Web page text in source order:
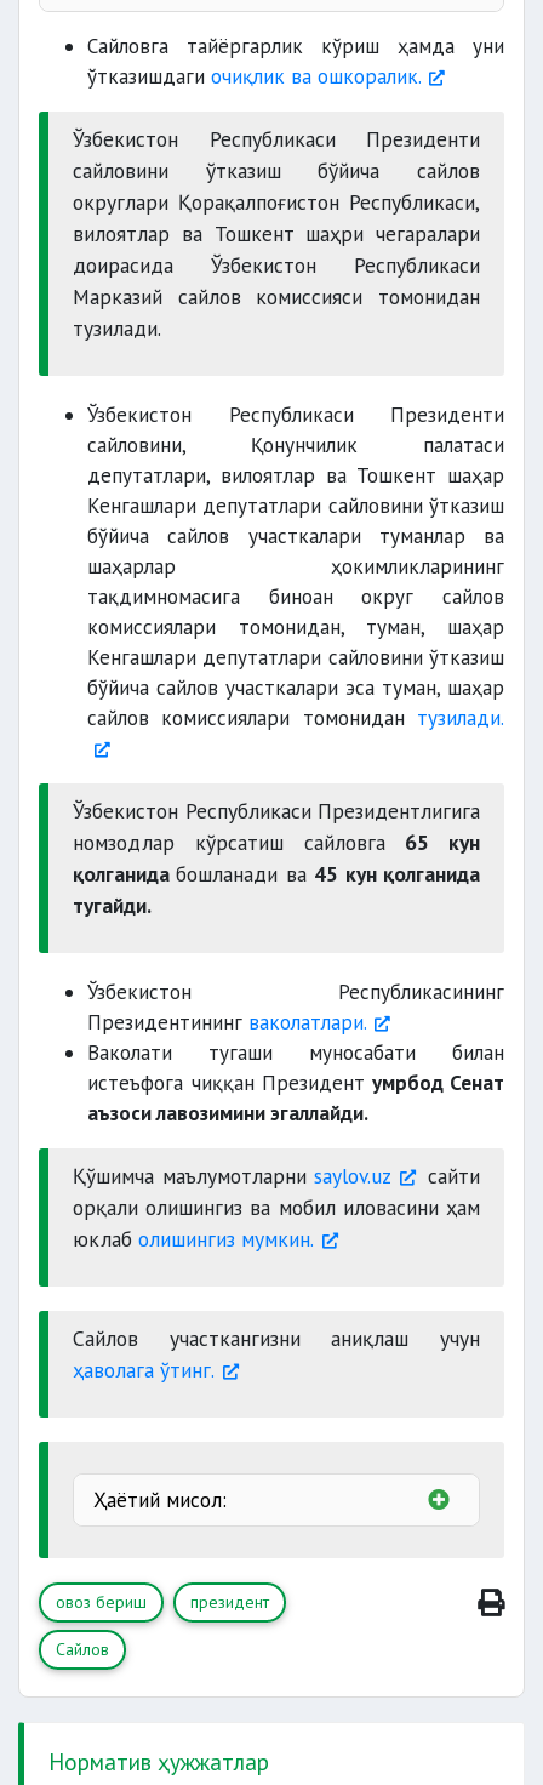
муомалага лаёқатсиз
эмас.
Суд томонидан муомалага лаёқатсиз деб
топилган фуқаролар
оғир ва
ўта оғир жиноятлар содир этганлик
Сайловга тайёргарлик кўриш ҳамда уни
ўтказишдаги очиқлик ва ошкоралик.
Ўзбекистон Республикаси Президенти
сайловини ўтказиш бўйича сайлов
округлари Қорақалпоғистон Республикаси,
вилоятлар ва Тошкент шаҳри чегаралари
доирасида Ўзбекистон Республикаси
Марказий сайлов комиссияси томонидан
тузилади.
Ўзбекистон Республикаси Президенти
сайловини, Қонунчилик палатаси
депутатлари, вилоятлар ва Тошкент шаҳар
Кенгашлари депутатлари сайловини ўтказиш
бўйича сайлов участкалари туманлар ва
шаҳарлар ҳокимликларининг
тақдимномасига биноан округ сайлов
комиссиялари томонидан, туман, шаҳар
Кенгашлари депутатлари сайловини ўтказиш
бўйича сайлов участкалари эса туман, шаҳар
сайлов комиссиялари томонидан тузилади.
Ўзбекистон Республикаси Президентлигига
номзодлар кўрсатиш сайловга 65 кун
қолганидабошланади ва 45 кун қолганида
тугайди.
Ўзбекистон Республикасининг
Президентининг ваколатлари.
Ваколати тугаши муносабати билан
истеъфога чиққан Президент умрбод Сенат
аъзоси лавозимини эгаллайди.
Қўшимча маълумотларниsaylov.uz
сайти
орқали олишингиз ва мобил иловасини ҳам
юклаб олишингиз мумкин.
Cайлов участкангизни аниқлаш учун
ҳаволага ўтинг.
Ҳаётий мисол:
овоз бериш президент
Сайлов
Норматив ҳужжатлар